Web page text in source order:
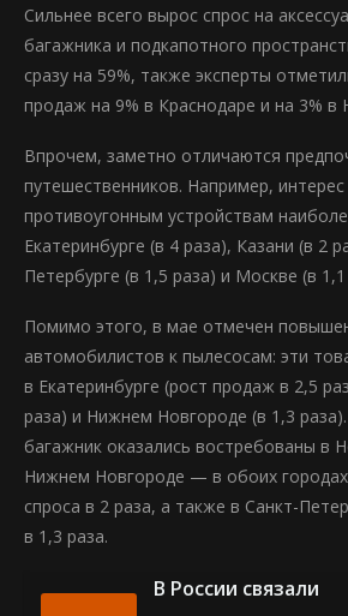
Сильнее всего вырос спрос на
багажника и подкапотного
сразу на 59%, также эксперты
продаж на 9% в Краснодаре и на 3%
Впрочем, заметно отличаются
путешественников. Например, интерес
противоугонным устройствам
Екатеринбурге (в 4 раза), Казани (в 2
Петербурге (в 1,5 раза) и Москве (в 1,1
Помимо этого, в мае отмечен
автомобилистов к пылесосам: эти
в Екатеринбурге (рост продаж в 2,5
раза) и Нижнем Новгороде (в 1,3
багажник оказались востребованы в
Нижнем Новгороде — в обоих
спроса в 2 раза, а также в Санкт-
в 1,3 раза.
В России связали